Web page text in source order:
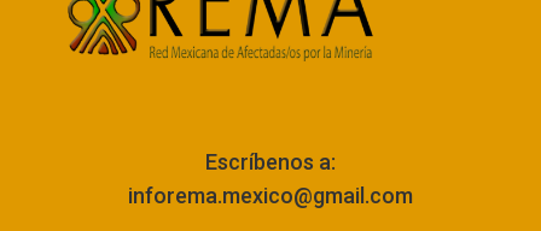
Escríbenos a:
inforema.mexico@gmail.com